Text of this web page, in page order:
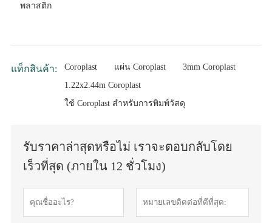
พลาสติก
แท็กสินค้า: Coroplast แผ่น Coroplast
3mm Coroplast
1.22x2.44m Coroplast
ใช้ Coroplast สำหรับการพิมพ์วัสดุ
รับราคาล่าสุดหรือไม่ เราจะตอบกลับโดย
เร็วที่สุด (ภายใน 12 ชั่วโมง)